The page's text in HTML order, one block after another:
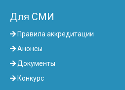
Для СМИ
Правила аккредитации
Анонсы
Документы
Конкурс